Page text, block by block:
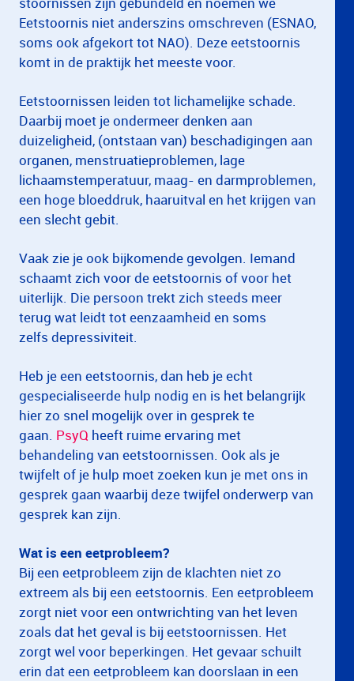
Eetstoornis niet anderszins omschreven (ESNAO,
soms ook afgekort tot NAO). Deze eetstoornis
komt in de praktijk het meeste voor.
Eetstoornissen leiden tot lichamelijke schade.
Daarbij moet je ondermeer denken aan
duizeligheid, (ontstaan van) beschadigingen aan
organen, menstruatieproblemen, lage
lichaamstemperatuur, maag- en darmproblemen,
een hoge bloeddruk, haaruitval en het krijgen van
een slecht gebit.
Vaak zie je ook bijkomende gevolgen. Iemand
schaamt zich voor de eetstoornis of voor het
uiterlijk. Die persoon trekt zich steeds meer
terug wat leidt tot eenzaamheid en soms
zelfs depressiviteit.
Heb je een eetstoornis, dan heb je echt
gespecialiseerde hulp nodig en is het belangrijk
hier zo snel mogelijk over in gesprek te
gaan. PsyQ heeft ruime ervaring met
behandeling van eetstoornissen. Ook als je
twijfelt of je hulp moet zoeken kun je met ons in
gesprek gaan waarbij deze twijfel onderwerp van
gesprek kan zijn.
Wat is een eetprobleem?
Bij een eetprobleem zijn de klachten niet zo
extreem als bij een eetstoornis. Een eetprobleem
zorgt niet voor een ontwrichting van het leven
zoals dat het geval is bij eetstoornissen. Het
zorgt wel voor beperkingen. Het gevaar schuilt
erin dat een eetprobleem kan doorslaan in een